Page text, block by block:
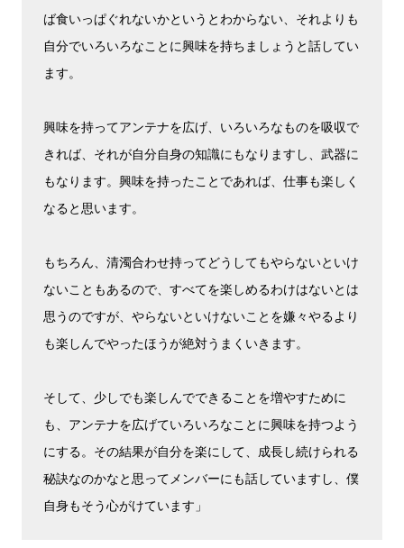
ば食いっぱぐれないかというとわからない、それよりも
自分でいろいろなことに興味を持ちましょうと話してい
ます。
興味を持ってアンテナを広げ、いろいろなものを吸収で
きれば、それが自分自身の知識にもなりますし、武器に
もなります。興味を持ったことであれば、仕事も楽しく
なると思います。
もちろん、清濁合わせ持ってどうしてもやらないといけ
ないこともあるので、すべてを楽しめるわけはないとは
思うのですが、やらないといけないことを嫌々やるより
も楽しんでやったほうが絶対うまくいきます。
そして、少しでも楽しんでできることを増やすために
も、アンテナを広げていろいろなことに興味を持つよう
にする。その結果が自分を楽にして、成長し続けられる
秘訣なのかなと思ってメンバーにも話していますし、僕
自身もそう心がけています」